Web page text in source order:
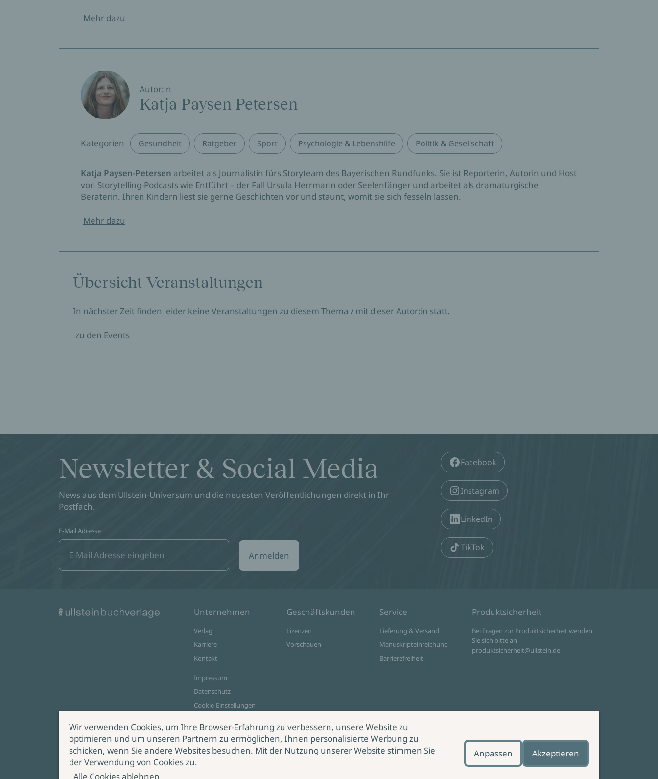
Mehr dazu
Autor:in
Katja Paysen-Petersen
Kategorien Gesundheit Ratgeber Sport Psychologie & Lebenshilfe Politik & Gesellschaft
Katja Paysen-Petersen arbeitet als Journalistin fürs Storyteam des Bayerischen Rundfunks. Sie ist Reporterin, Autorin und Host
von Storytelling-Podcasts wie Entführt – der Fall Ursula Herrmann oder Seelenfänger und arbeitet als dramaturgische
Beraterin. Ihren Kindern liest sie gerne Geschichten vor und staunt, womit sie sich fesseln lassen.
Mehr dazu
Übersicht Veranstaltungen
In nächster Zeit finden leider keine Veranstaltungen zu diesem Thema / mit dieser Autor:in statt.
zu den Events
Newsletter & Social Media
News aus dem Ullstein-Universum und die neuesten Veröffentlichungen direkt in Ihr
Postfach.
E-Mail Adresse
Anmelden
Facebook
Instagram
LinkedIn
TikTok
Unternehmen
Verlag
Karriere
Kontakt
Impressum
Datenschutz
Cookie-Einstellungen
Geschäftskunden
Lizenzen
Vorschauen
Service
Lieferung & Versand
Manuskripteinreichung
Barrierefreiheit
Produktsicherheit
Bei Fragen zur Produktsicherheit wenden
Sie sich bitte an
produktsicherheit@ullstein.de
Zahlungsoptionen
Wir verwenden Cookies, um Ihre Browser-Erfahrung zu verbessern, unsere Website zu
optimieren und um unseren Partnern zu ermöglichen, Ihnen personalisierte Werbung zu
schicken, wenn Sie andere Websites besuchen. Mit der Nutzung unserer Website stimmen Sie
der Verwendung von Cookies zu.
Alle Cookies ablehnen
Anpassen Akzeptieren